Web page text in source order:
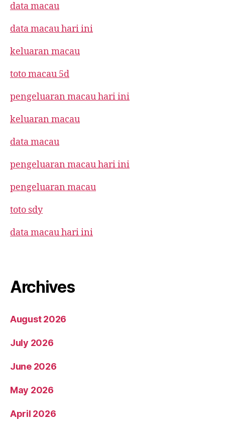
data macau
data macau hari ini
keluaran macau
toto macau 5d
pengeluaran macau hari ini
keluaran macau
data macau
pengeluaran macau hari ini
pengeluaran macau
toto sdy
data macau hari ini
Archives
August 2026
July 2026
June 2026
May 2026
April 2026